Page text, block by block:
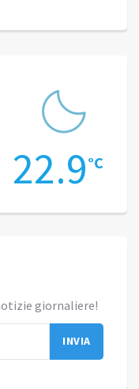
22.9°C
giornaliere!